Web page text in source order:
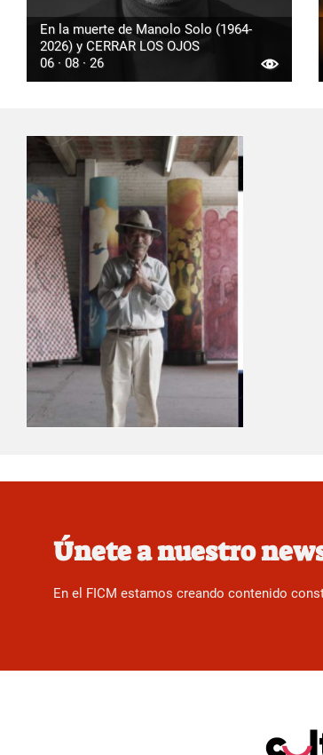
En la muerte de Manolo Solo (1964-
2026) y CERRAR LOS OJOS
06 · 08 · 26
Únete a nuestro
En el FICM estamos creando contenido